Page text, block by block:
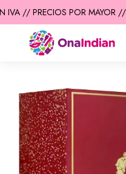
// PRECIOS POR MAYOR //